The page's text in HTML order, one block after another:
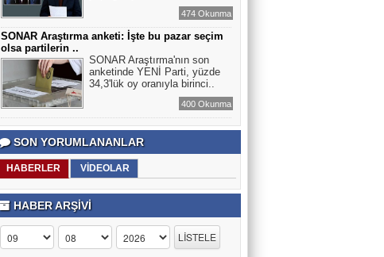
474 Okunma
SONAR Araştırma anketi: İşte bu pazar seçim
olsa partilerin ..
SONAR Araştırma'nın son
anketinde YENİ Parti, yüzde
34,3'lük oy oranıyla birinci..
400 Okunma
SON YORUMLANANLAR
HABERLER VİDEOLAR
HABER ARŞİVİ